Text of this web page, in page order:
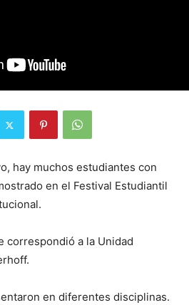
hay muchos estudiantes con
en el Festival Estudiantil
correspondió a la Unidad
en diferentes disciplinas.